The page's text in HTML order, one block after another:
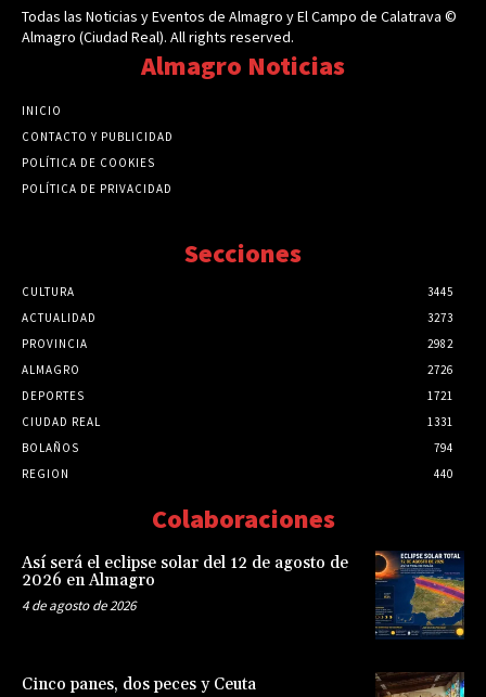
Todas las Noticias y Eventos de Almagro y El Campo de Calatrava ©
Almagro (Ciudad Real). All rights reserved.
Almagro Noticias
INICIO
CONTACTO Y PUBLICIDAD
POLÍTICA DE COOKIES
POLÍTICA DE PRIVACIDAD
Secciones
CULTURA
3445
ACTUALIDAD
3273
PROVINCIA
2982
ALMAGRO
2726
DEPORTES
1721
CIUDAD REAL
1331
BOLAÑOS
794
REGION
440
Colaboraciones
Así será el eclipse solar del 12 de agosto de
2026 en Almagro
4 de agosto de 2026
Cinco panes, dos peces y Ceuta